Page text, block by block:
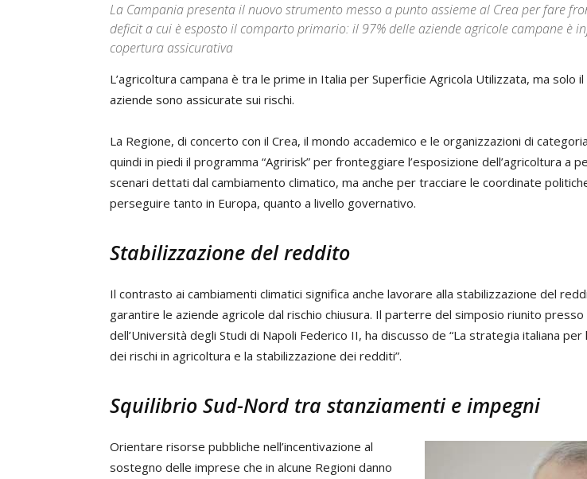
La Campania presenta il nuovo strumento messo a punto assieme al Crea per fare
deficit a cui è esposto il comparto primario: il 97% delle aziende agricole campane è
copertura assicurativa
L’agricoltura campana è tra le prime in Italia per Superficie Agricola Utilizzata, ma solo
aziende sono assicurate sui rischi.
La Regione, di concerto con il Crea, il mondo accademico e le organizzazioni di
quindi in piedi il programma “Agririsk” per fronteggiare l’esposizione dell’agricoltura a
scenari dettati dal cambiamento climatico, ma anche per tracciare le coordinate
perseguire tanto in Europa, quanto a livello governativo.
Stabilizzazione del reddito
Il contrasto ai cambiamenti climatici significa anche lavorare alla stabilizzazione del
garantire le aziende agricole dal rischio chiusura. Il parterre del simposio riunito presso
dell’Università degli Studi di Napoli Federico II, ha discusso de “La strategia italiana
dei rischi in agricoltura e la stabilizzazione dei redditi”.
Squilibrio Sud-Nord tra stanziamenti e impegni
Orientare risorse pubbliche nell’incentivazione al
sostegno delle imprese che in alcune Regioni danno